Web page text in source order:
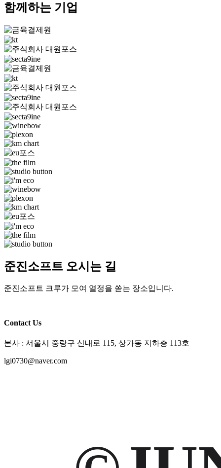
함께하는 기업
준진소프트 오시는 길
준진소프트 크루가 모여 열정을 쏟는 장소입니다.
Contact Us
본사 : 서울시 중랑구 신내로 115, 상가동 지하층 113호
lgi0730@naver.com